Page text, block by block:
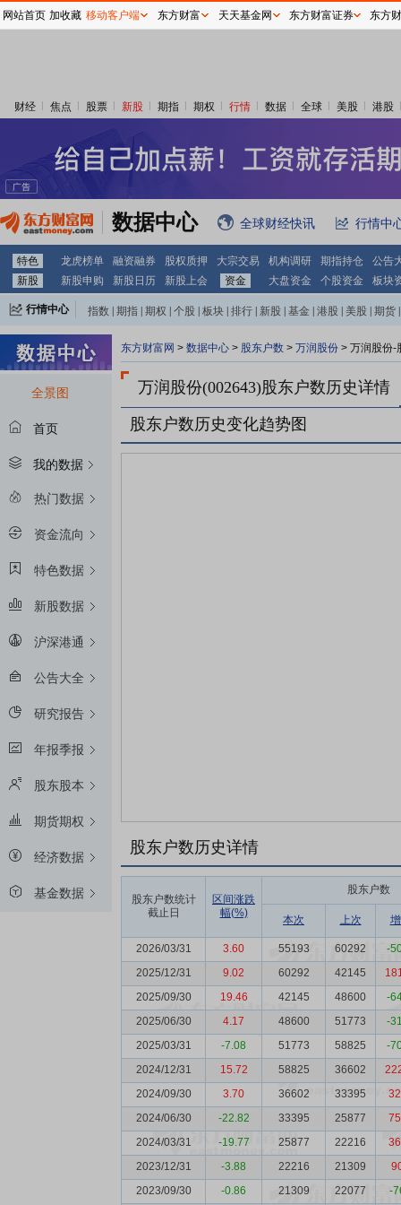
财经 焦点 股票 新股 期指 期权 行情 数据 全球 美股 港股
数据中心 全球财经快讯 行情中
特色 龙虎榜单 融资融券 股权质押 大宗交易 机构调研 期指持仓
公告
新股
新股申购 新股日历 新股上会 资金 大盘资金 个股资金 板块
行情中心 指数 期指 期权 个股 板块 排行 新股 基金 港股 美股 期货
全景图
首页
我的数据
热门数据
资金流向
特色数据
新股数据
沪深港通
公告大全
研究报告
年报季报
股东股本
期货期权
经济数据
基金数据
东方财富网 > 数据中心 > 股东户数 > 万润股份 > 万润股份-
万润股份(002643)股东户数历史详情
股东户数历史变化趋势图
股东户数历史详情
股东户数统计
截止日
区间涨跌
幅(%)
股东户数
本次 上次
2026/03/31 3.60 55193 60292
-
2025/12/31
9.02 60292 42145
2025/09/30
19.46 42145 48600
-
2025/06/30
4.17 48600 51773
-
2025/03/31
-7.08 51773 58825
-
2024/12/31
15.72 58825 36602
2024/09/30
3.70 36602 33395
2024/06/30
-22.82 33395 25877
2024/03/31
-19.77 25877 22216
2023/12/31
-3.88 22216 21309
2023/09/30
-0.86 21309 22077
-
网站首页 加收藏 移动客户端 东方财富 天天基金网 东方财富证券 东方